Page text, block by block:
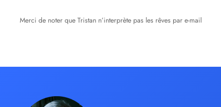
Merci de noter que Tristan n’interprète pas les rêves par e-mail